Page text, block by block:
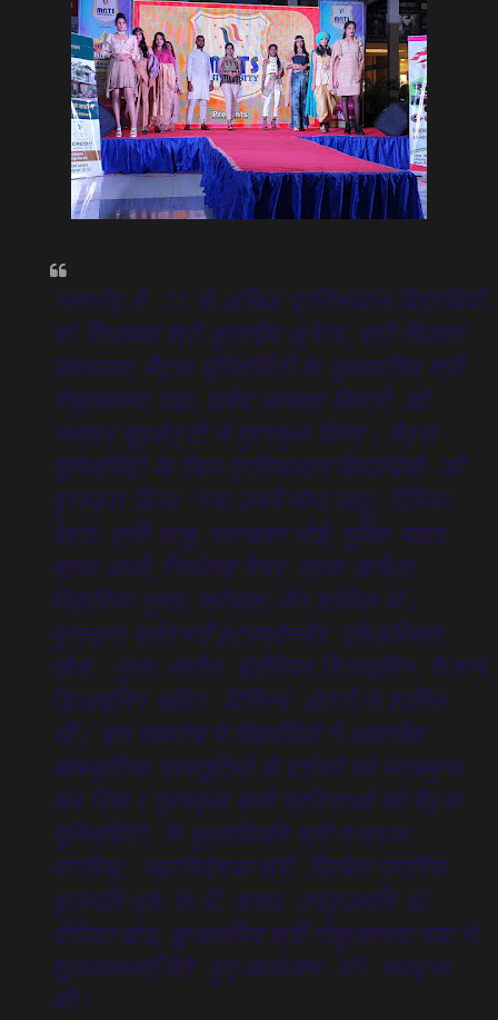
समारोह में 75 से अधिक प्रतिभावान विद्यार्थियों
को विधायक श्री कुलदीप जुनेजा, श्री विकास
उपाध्याय, मैट्स यूनिवर्सिटी के कुलसचिव श्री
गोकुुलानंदा पंडा, पार्षद आकाश तिवारी, डॉ.
जवाहर सुरसेट्टी ने पुरस्कृत किया। मैट्स
यूनिवर्सिटी के जिन प्रतिभावान विद्यार्थियों को
पुरस्कृत किया गया उनमें मोना साहू, रीतिका
बेहरा, कृति साहू, प्रत्याशा भोई, युक्ति यादव,
महक अली, निर्माल्या नैयर, महक कचेला,
निहारिका गुप्ता, श्रेयांश जैन शामिल थे।
पुरस्कृत प्रतिभाएँ इंटरप्रोन्योर, एकेडमिक्स,
खेल, नृत्य, संगीत, इंटीरियर डिजाइनिंग, फैशन
डिजाइनिंग सहित विभिन्न क्षेत्रों से शामिल
थीं। इस समारोह में विद्यार्थियों ने आकर्षक
सांस्कृतिक प्रस्तुतियों से दर्शकों को मंत्रमुग्ध
कर दिया। पुरस्कृत सभी प्रतिभाओं को मैट्स
यूनिवर्सिटी के कुलाधिपति श्री गजराज
पगारिया, महानिदेशक श्री प्रियेश पगारिया,
कुलपति प्रो. के.पी. यादव, उपकुलपति डॉ.
दीपिका ढांढ, कुलसचिव श्री गोकुलानंदा पंडा ने
शुभकामनाएँ देते हुए आयोजन की सराहना
की।